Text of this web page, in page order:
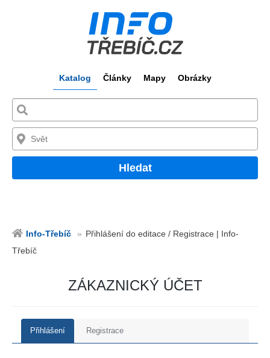
Katalog Články Mapy Obrázky
Hledat
Info-Třebíč
Přihlášení do editace / Registrace | Info-
Třebíč
ZÁKAZNICKÝ ÚČET
Přihlášení Registrace